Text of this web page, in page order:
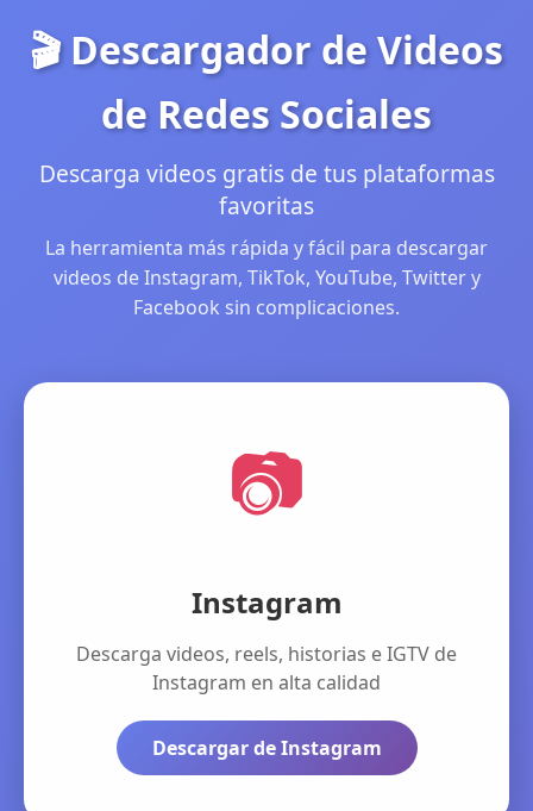
🎬 Descargador de Videos
de Redes Sociales
Descarga videos gratis de tus plataformas
favoritas
La herramienta más rápida y fácil para descargar
videos de Instagram, TikTok, YouTube, Twitter y
Facebook sin complicaciones.
📷
Instagram
Descarga videos, reels, historias e IGTV de
Instagram en alta calidad
Descargar de Instagram